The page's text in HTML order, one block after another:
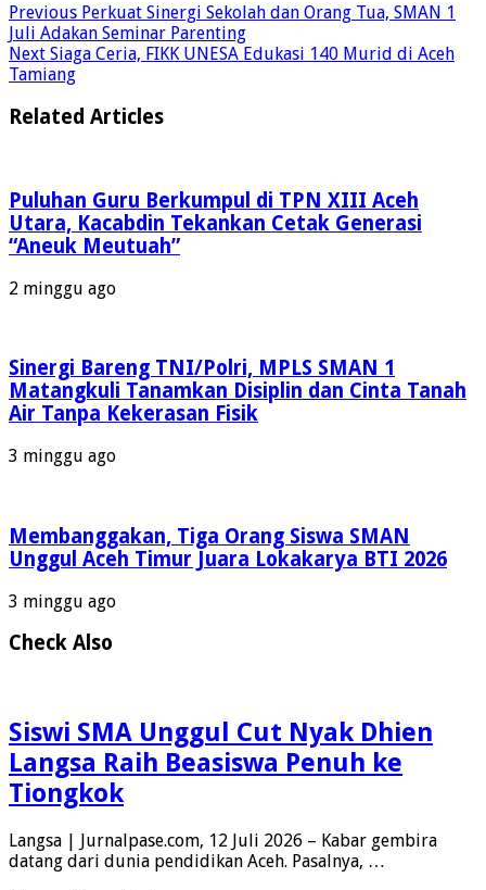
Previous Perkuat Sinergi Sekolah dan Orang Tua, SMAN 1
Juli Adakan Seminar Parenting
Next Siaga Ceria, FIKK UNESA Edukasi 140 Murid di Aceh
Tamiang
Related Articles
Puluhan Guru Berkumpul di TPN XIII Aceh
Utara, Kacabdin Tekankan Cetak Generasi
“Aneuk Meutuah”
2 minggu ago
Sinergi Bareng TNI/Polri, MPLS SMAN 1
Matangkuli Tanamkan Disiplin dan Cinta Tanah
Air Tanpa Kekerasan Fisik
3 minggu ago
Membanggakan, Tiga Orang Siswa SMAN
Unggul Aceh Timur Juara Lokakarya BTI 2026
3 minggu ago
Check Also
Siswi SMA Unggul Cut Nyak Dhien
Langsa Raih Beasiswa Penuh ke
Tiongkok
Langsa | Jurnalpase.com, 12 Juli 2026 – Kabar gembira
datang dari dunia pendidikan Aceh. Pasalnya, …